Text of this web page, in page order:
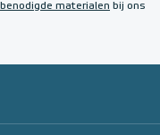
materialen bij ons